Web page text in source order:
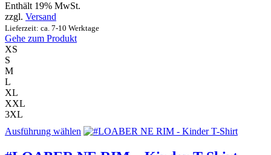
der
Enthält 19% MwSt.
zzgl. Versand
Lieferzeit: ca. 7-10 Werktage
Gehe zum Produkt
XS
S
M
L
XL
XXL
3XL
Ausführung wählen Dieses
weist